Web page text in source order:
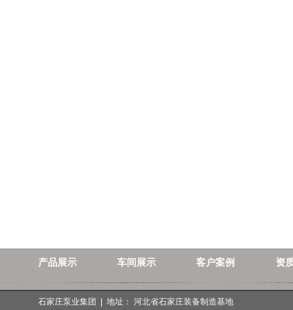
产品展示 车间展示 客户案例 资
石家庄泵业集团 | 地址： 河北省石家庄装备制造基地